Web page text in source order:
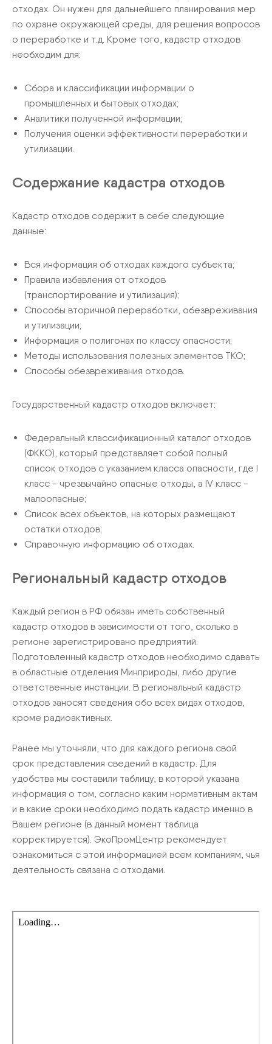
отходах. Он нужен для дальнейшего планирования мер
по охране окружающей среды, для решения вопросов
о переработке и т.д. Кроме того, кадастр отходов
необходим для:
Сбора и классификации информации о
промышленных и бытовых отходах;
Аналитики полученной информации;
Получения оценки эффективности переработки и
утилизации.
Содержание кадастра отходов
Кадастр отходов содержит в себе следующие
данные:
Вся информация об отходах каждого субъекта;
Правила избавления от отходов
(транспортирование и утилизация);
Способы вторичной переработки, обезвреживания
и утилизации;
Информация о полигонах по классу опасности;
Методы использования полезных элементов ТКО;
Способы обезвреживания отходов.
Государственный кадастр отходов включает:
Федеральный классификационный каталог отходов
(ФККО), который представляет собой полный
список отходов с указанием класса опасности, где I
класс - чрезвычайно опасные отходы, а IV класс -
малоопасные;
Список всех объектов, на которых размещают
остатки отходов;
Справочную информацию об отходах.
Региональный кадастр отходов
Каждый регион в РФ обязан иметь собственный
кадастр отходов в зависимости от того, сколько в
регионе зарегистрировано предприятий.
Подготовленный кадастр отходов необходимо сдавать
в областные отделения Минприроды, либо другие
ответственные инстанции. В региональный кадастр
отходов заносят сведения обо всех видах отходов,
кроме радиоактивных.
Ранее мы уточняли, что для каждого региона свой
срок представления сведений в кадастр. Для
удобства мы составили таблицу, в которой указана
информация о том, согласно каким нормативным актам
и в какие сроки необходимо подать кадастр именно в
Вашем регионе (в данный момент таблица
корректируется). ЭкоПромЦентр рекомендует
ознакомиться с этой информацией всем компаниям, чья
деятельность связана с отходами.